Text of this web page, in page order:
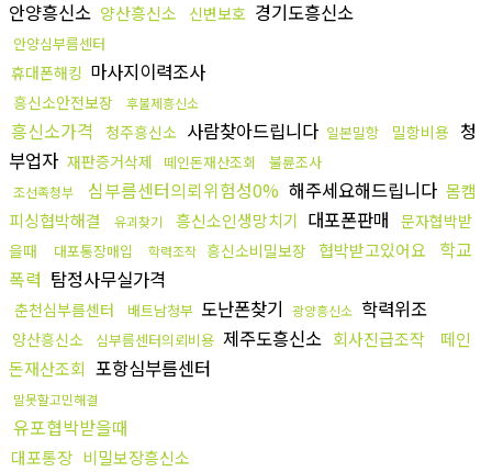
안양흥신소 양산흥신소 신변보호 경기도흥신소
안양심부름센터
휴대폰해킹 마사지이력조사
흥신소안전보장 후불제흥신소
흥신소가격 청주흥신소 사람찾아드립니다 일본밀항 밀항비용 청
부업자 재판증거삭제 떼인돈재산조회 불륜조사
조선족청부 심부름센터의뢰위험성0% 해주세요해드립니다 몸캠
피싱협박해결
유괴찾기 흥신소인생망치기 대포폰판매 문자협박받
을때
대포통장매입 학력조작 흥신소비밀보장 협박받고있어요
학교
폭력 탐정사무실가격
춘천심부름센터 배트남청부 도난폰찾기 광양흥신소 학력위조
양산흥신소 심부름센터의뢰비용 제주도흥신소 회사진급조작
떼인
돈재산조회 포항심부름센터
말못할고민해결
유포협박받을때
대포통장 비밀보장흥신소